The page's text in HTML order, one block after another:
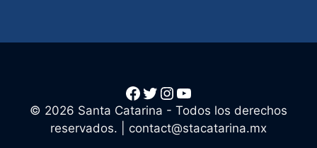
© 2026 Santa Catarina - Todos los derechos
reservados. | contact@stacatarina.mx
Facebook
Twitter
Instagram
YouTube